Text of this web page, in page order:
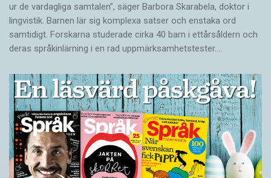
ur de vardagliga samtalen”, säger Barbora Skarabela, doktor i
lingvistik. Barnen lär sig komplexa satser och enstaka ord
samtidigt. Forskarna studerade cirka 40 barn i ettårsåldern och
deras språkinlärning i en rad uppmärksamhetstester.…